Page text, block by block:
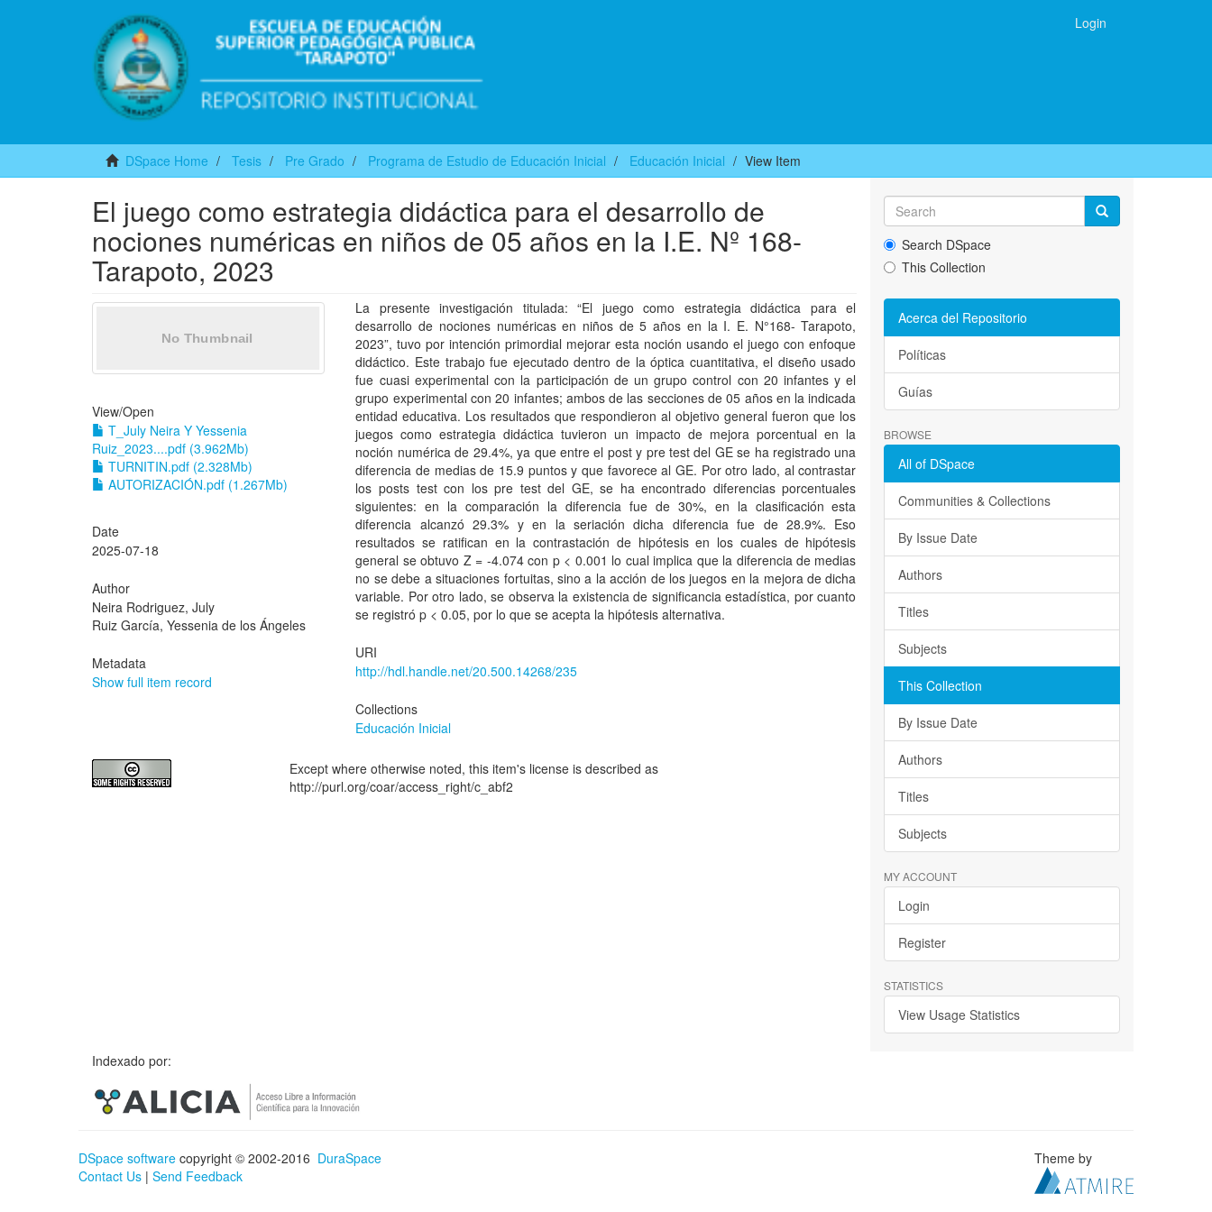
Login
DSpace Home Tesis Pre Grado Programa de Estudio de Educación Inicial Educación Inicial View Item
El juego como estrategia didáctica para el desarrollo de
nociones numéricas en niños de 05 años en la I.E. Nº 168-
Tarapoto, 2023
View/Open
T_July Neira Y Yessenia
Ruiz_2023....pdf (3.962Mb)
TURNITIN.pdf (2.328Mb)
AUTORIZACIÓN.pdf (1.267Mb)
Date
2025-07-18
Author
Neira Rodriguez, July
Ruiz García, Yessenia de los Ángeles
Metadata
Show full item record
La presente investigación titulada: “El juego como estrategia didáctica para el
desarrollo de nociones numéricas en niños de 5 años en la I. E. N°168- Tarapoto,
2023”, tuvo por intención primordial mejorar esta noción usando el juego con enfoque
didáctico. Este trabajo fue ejecutado dentro de la óptica cuantitativa, el diseño usado
fue cuasi experimental con la participación de un grupo control con 20 infantes y el
grupo experimental con 20 infantes; ambos de las secciones de 05 años en la indicada
entidad educativa. Los resultados que respondieron al objetivo general fueron que los
juegos como estrategia didáctica tuvieron un impacto de mejora porcentual en la
noción numérica de 29.4%, ya que entre el post y pre test del GE se ha registrado una
diferencia de medias de 15.9 puntos y que favorece al GE. Por otro lado, al contrastar
los posts test con los pre test del GE, se ha encontrado diferencias porcentuales
siguientes: en la comparación la diferencia fue de 30%, en la clasificación esta
diferencia alcanzó 29.3% y en la seriación dicha diferencia fue de 28.9%. Eso
resultados se ratifican en la contrastación de hipótesis en los cuales de hipótesis
general se obtuvo Z = -4.074 con p < 0.001 lo cual implica que la diferencia de medias
no se debe a situaciones fortuitas, sino a la acción de los juegos en la mejora de dicha
variable. Por otro lado, se observa la existencia de significancia estadística, por cuanto
se registró p < 0.05, por lo que se acepta la hipótesis alternativa.
URI
http://hdl.handle.net/20.500.14268/235
Collections
Educación Inicial
Except where otherwise noted, this item's license is described as
http://purl.org/coar/access_right/c_abf2
Search DSpace
This Collection
Acerca del Repositorio
Políticas
Guías
BROWSE
All of DSpace
Communities & Collections
By Issue Date
Authors
Titles
Subjects
This Collection
By Issue Date
Authors
Titles
Subjects
MY ACCOUNT
Login
Register
STATISTICS
View Usage Statistics
Indexado por:
DSpace software copyright © 2002-2016 DuraSpace
Contact Us | Send Feedback
Theme by